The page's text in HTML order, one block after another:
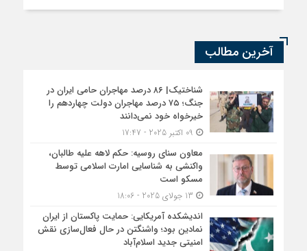
آخرین مطالب
شناختیک| ۸۶ درصد مهاجران حامی ایران در
جنگ؛ ۷۵ درصد مهاجران دولت چهاردهم را
خیرخواه خود نمی‌دانند
معاون سنای روسیه: حکم لاهه علیه طالبان،
واکنشی به شناسایی امارت اسلامی توسط
مسکو است
اندیشکده آمریکایی: حمایت پاکستان از ایران
نمادین بود؛ واشنگتن در حال فعال‌سازی نقش
امنیتی جدید اسلام‌آباد